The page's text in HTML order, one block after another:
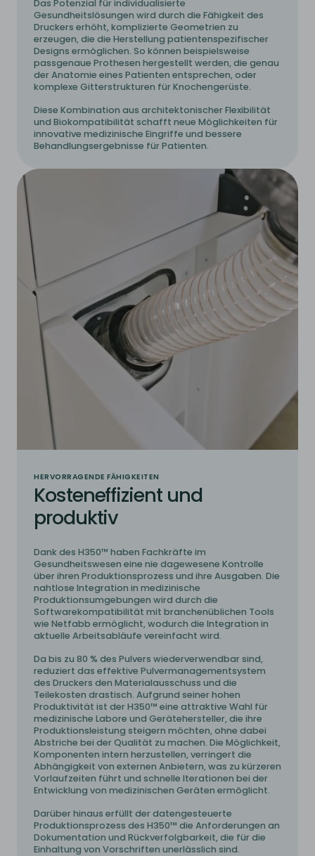
Das Potenzial für individualisierte
Gesundheitslösungen wird durch die Fähigkeit des
Druckers erhöht, komplizierte Geometrien zu
erzeugen, die die Herstellung patientenspezifischer
Designs ermöglichen. So können beispielsweise
passgenaue Prothesen hergestellt werden, die genau
der Anatomie eines Patienten entsprechen, oder
komplexe Gitterstrukturen für Knochengerüste.
Diese Kombination aus architektonischer Flexibilität
und Biokompatibilität schafft neue Möglichkeiten für
innovative medizinische Eingriffe und bessere
Behandlungsergebnisse für Patienten.
HERVORRAGENDE FÄHIGKEITEN
Kosteneffizient und
produktiv
Dank des H350™ haben Fachkräfte im
Gesundheitswesen eine nie dagewesene Kontrolle
über ihren Produktionsprozess und ihre Ausgaben. Die
nahtlose Integration in medizinische
Produktionsumgebungen wird durch die
Softwarekompatibilität mit branchenüblichen Tools
wie Netfabb ermöglicht, wodurch die Integration in
aktuelle Arbeitsabläufe vereinfacht wird.
Da bis zu 80 % des Pulvers wiederverwendbar sind,
reduziert das effektive Pulvermanagementsystem
des Druckers den Materialausschuss und die
Teilekosten drastisch. Aufgrund seiner hohen
Produktivität ist der H350™ eine attraktive Wahl für
medizinische Labore und Gerätehersteller, die ihre
Produktionsleistung steigern möchten, ohne dabei
Abstriche bei der Qualität zu machen. Die Möglichkeit,
Komponenten intern herzustellen, verringert die
Abhängigkeit von externen Anbietern, was zu kürzeren
Vorlaufzeiten führt und schnelle Iterationen bei der
Entwicklung von medizinischen Geräten ermöglicht.
Darüber hinaus erfüllt der datengesteuerte
Produktionsprozess des H350™ die Anforderungen an
Dokumentation und Rückverfolgbarkeit, die für die
Einhaltung von Vorschriften unerlässlich sind.